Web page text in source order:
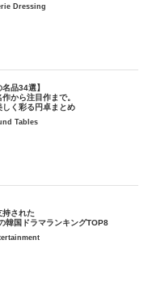
Dressing
名品34選】
から注目作まで。
しく彩る円卓まとめ
Tables
持された
韓国ドラマランキングTOP8